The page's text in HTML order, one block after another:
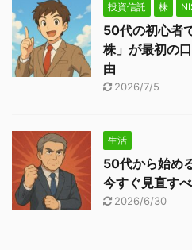
投資信託 株
50代の初心者
株」が最初の
由
2026/7/5
生活
50代から始め
今すぐ見直す
2026/6/30